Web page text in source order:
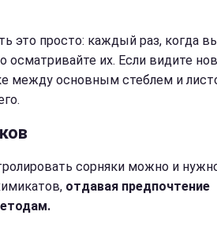
это просто: каждый раз, когда
осматривайте их. Если видите
между основным стеблем и
сорняки можно и
отдавая предпочтение